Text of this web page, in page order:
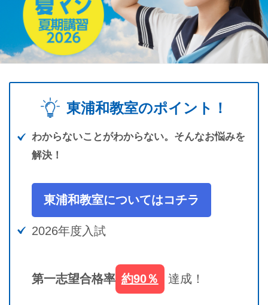
東浦和教室のポイント！
わからないことがわからない。そんなお悩みを
解決！
東浦和教室についてはコチラ
2026年度入試
第一志望合格率 約90％ 達成！